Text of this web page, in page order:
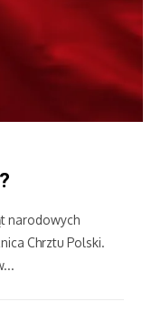
narodowych
Chrztu Polski.